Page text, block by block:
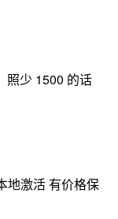
照少 1500 的话
地激活 有价格保